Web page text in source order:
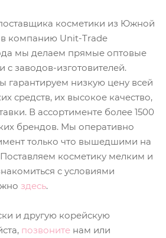
косметики из Южной
компанию Unit-Trade
мы делаем прямые оптовые
с заводов-изготовителей.
гарантируем низкую цену всей
средств, их высокое качество,
В ассортименте более 1500
брендов. Мы оперативно
только что вышедшими на
косметику мелким и
с условиями
здесь.
и другую корейскую
позвоните нам или